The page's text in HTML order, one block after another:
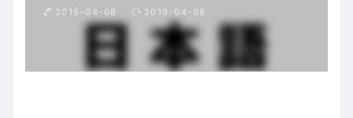
2019-04-08 2019-04-08